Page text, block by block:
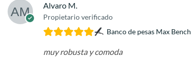
Alvaro M.
Propietario verificado
Banco de pesas Max Bench
muy robusta y comoda